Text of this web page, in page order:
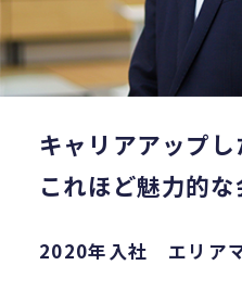
キャリアアップし
これほど魅力的
2020年入社 エリア